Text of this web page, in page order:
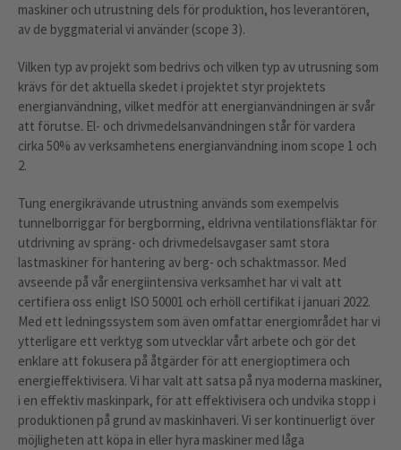
maskiner och utrustning dels för produktion, hos leverantören,
av de byggmaterial vi använder (scope 3).
Vilken typ av projekt som bedrivs och vilken typ av utrusning som
krävs för det aktuella skedet i projektet styr projektets
energianvändning, vilket medför att energianvändningen är svår
att förutse. El- och drivmedelsanvändningen står för vardera
cirka 50% av verksamhetens energianvändning inom scope 1 och
2.
Tung energikrävande utrustning används som exempelvis
tunnelborriggar för bergborrning, eldrivna ventilationsfläktar för
utdrivning av spräng- och drivmedelsavgaser samt stora
lastmaskiner för hantering av berg- och schaktmassor. Med
avseende på vår energiintensiva verksamhet har vi valt att
certifiera oss enligt ISO 50001 och erhöll certifikat i januari 2022.
Med ett ledningssystem som även omfattar energiområdet har vi
ytterligare ett verktyg som utvecklar vårt arbete och gör det
enklare att fokusera på åtgärder för att energioptimera och
energieffektivisera. Vi har valt att satsa på nya moderna maskiner,
i en effektiv maskinpark, för att effektivisera och undvika stopp i
produktionen på grund av maskinhaveri. Vi ser kontinuerligt över
möjligheten att köpa in eller hyra maskiner med låga